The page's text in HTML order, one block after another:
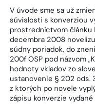
V úvode sme sa už
súvislosti s konverziou
prostredníctvom článku
decembra 2008
súdny poriadok, do
200f OSP pod názvom
hodnoty vkladov zo
ustanovenie § 202 ods.
z ktorých po novele
zápisu konverzie